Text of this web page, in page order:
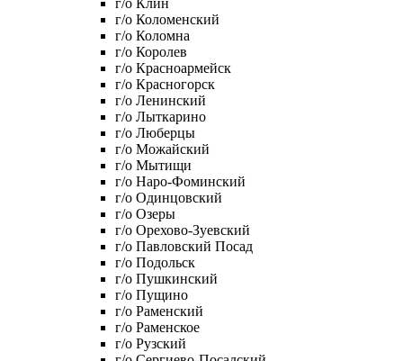
г/о Коломенский
г/о Коломна
г/о Королев
г/о Красноармейск
г/о Красногорск
г/о Ленинский
г/о Лыткарино
г/о Люберцы
г/о Можайский
г/о Мытищи
г/о Наро-Фоминский
г/о Одинцовский
г/о Озеры
г/о Орехово-Зуевский
г/о Павловский Посад
г/о Подольск
г/о Пушкинский
г/о Пущино
г/о Раменский
г/о Раменское
г/о Рузский